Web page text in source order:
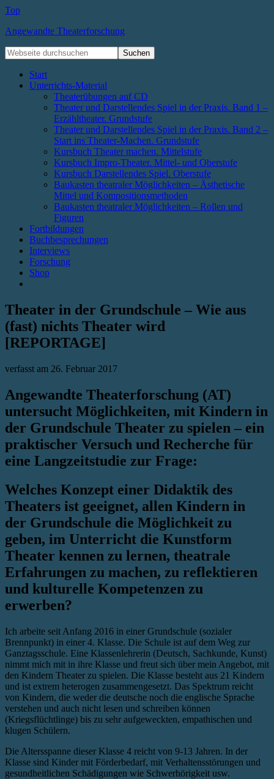
Top
Angewandte Theaterforschung
Start
Unterrichts-Material
Theaterübungen auf CD
Theater und Darstellendes Spiel in der Praxis. Band 1 –
Erzähltheater. Grundstufe
Theater und Darstellendes Spiel in der Praxis. Band 2 –
Start ins Theater-Machen. Grundstufe
Kursbuch Theater machen. Mittelstufe
Kursbuch Impro-Theater. Mittel- und Oberstufe
Kursbuch Darstellendes Spiel. Oberstufe
Baukasten theatraler Möglichkeiten – Ästhetische
Mittel und Kompositionsmethoden
Baukasten theatraler Möglichkeiten – Rollen und
Figuren
Fortbildungen
Buchbesprechungen
Interviews
Forschung
Shop
Theater in der Grundschule – Wie aus
(fast) nichts Theater wird
[REPORTAGE]
verfasst am 26. Februar 2017
Angewandte Theaterforschung (AT)
untersucht Möglichkeiten, mit Kindern in
der Grundschule Theater zu spielen – ein
praktischer Versuch und Recherche für
eine Langzeitstudie zur Frage:
Welches Konzept einer Didaktik des
Theaters ist geeignet, allen Kindern in
der Grundschule die Möglichkeit zu
geben, im Unterricht die Kunstform
Theater kennen zu lernen, theatrale
Erfahrungen zu machen, zu reflektieren
und kulturelle Kompetenzen zu
erwerben?
Ich arbeite seit Anfang 2016 in einer Grundschule (sozialer
Brennpunkt) in einer 4. Klasse. Die Schule ist auf dem Weg zur
Ganztagsschule. Eine Klassenlehrerin (Deutsch, Sachkunde, Kunst)
nimmt mich mit in ihre Klasse und freut sich über mein Angebot, mit
den Kindern Theater zu spielen. Die Klasse besteht aus 21 Kindern
und ist extrem heterogen zusammengesetzt. Das Spektrum reicht
von Kindern, die weder die deutsche noch die englische Sprache
verstehen und auch nicht lesen und schreiben können
(Kriegsflüchtlinge) bis zu sehr aufgeweckten, empathischen und
klugen Schülern.
Die Altersspanne dieser Klasse 4 reicht von 9-13 Jahren. In der
Klasse sind Kinder mit Förderbedarf, mit Verhaltensstörungen und
gesundheitlichen Schädigungen wie Schwerhörigkeit usw.